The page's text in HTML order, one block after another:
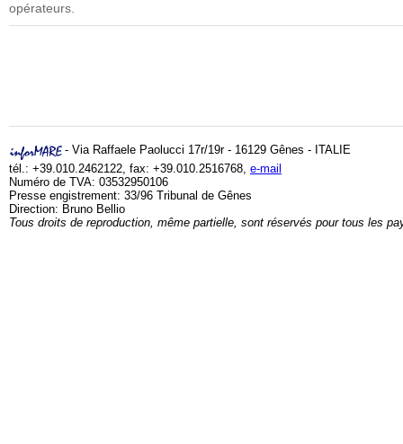
opérateurs.
- Via Raffaele Paolucci 17r/19r - 16129 Gênes - ITALIE
tél.: +39.010.2462122, fax: +39.010.2516768, e-mail
Numéro de TVA: 03532950106
Presse engistrement: 33/96 Tribunal de Gênes
Direction: Bruno Bellio
Tous droits de reproduction, même partielle, sont réservés pour tous les